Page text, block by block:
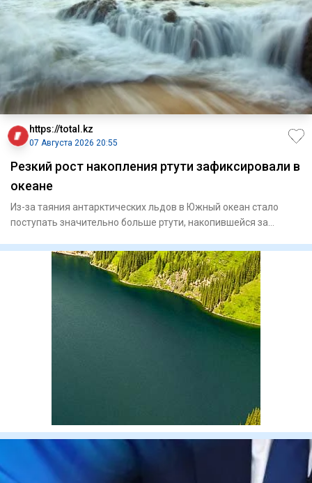
https://total.kz
07 Августа 2026 20:55
Резкий рост накопления ртути зафиксировали в
океане
Из-за таяния антарктических льдов в Южный океан стало
поступать значительно больше ртути, накопившейся за